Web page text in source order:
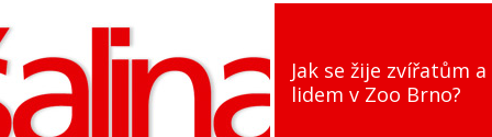
Jak se žije zvířatům a
lidem v Zoo Brno?